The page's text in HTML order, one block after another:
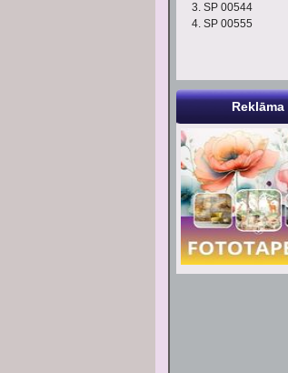
SP 00544
SP 00555
Reklāma